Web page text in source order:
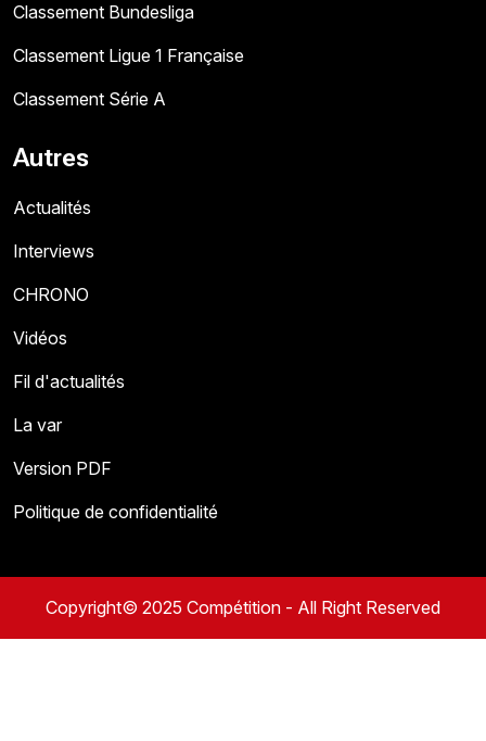
Classement Bundesliga
Classement Ligue 1 Française
Classement Série A
Autres
Actualités
Interviews
CHRONO
Vidéos
Fil d'actualités
La var
Version PDF
Politique de confidentialité
Copyright© 2025 Compétition - All Right Reserved